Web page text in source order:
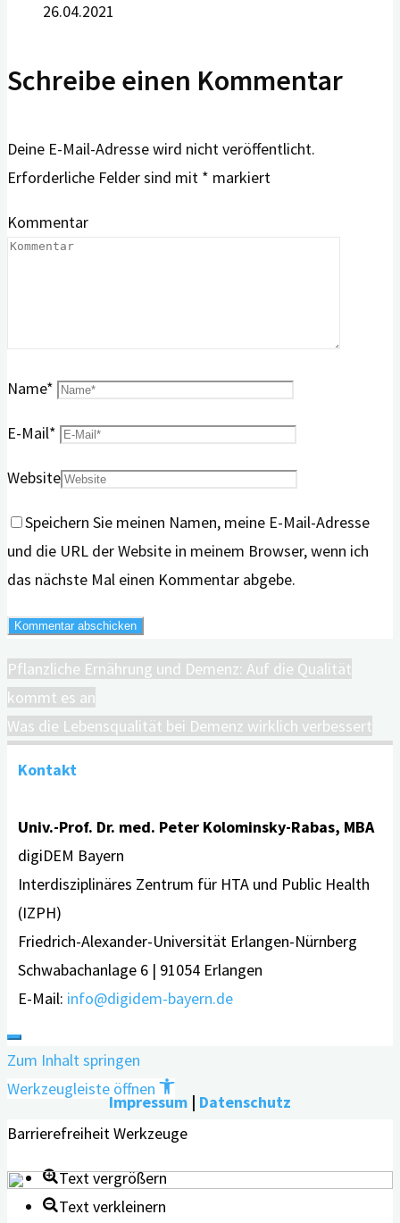
26.04.2021
Schreibe einen Kommentar
Deine E-Mail-Adresse wird nicht veröffentlicht.
Erforderliche Felder sind mit * markiert
Kommentar
Name*
E-Mail*
Website
Speichern Sie meinen Namen, meine E-Mail-Adresse
und die URL der Website in meinem Browser, wenn ich
das nächste Mal einen Kommentar abgebe.
Pflanzliche Ernährung und Demenz: Auf die Qualität
kommt es an
Was die Lebensqualität bei Demenz wirklich verbessert
Kontakt
Univ.-Prof. Dr. med. Peter Kolominsky-Rabas, MBA
digiDEM Bayern
Interdisziplinäres Zentrum für HTA und Public Health
(IZPH)
Friedrich-Alexander-Universität Erlangen-Nürnberg
Schwabachanlage 6 | 91054 Erlangen
E-Mail: info@digidem-bayern.de
Impressum | Datenschutz
Zum Inhalt springen
Werkzeugleiste öffnen
Barrierefreiheit Werkzeuge
Text vergrößern
Text verkleinern